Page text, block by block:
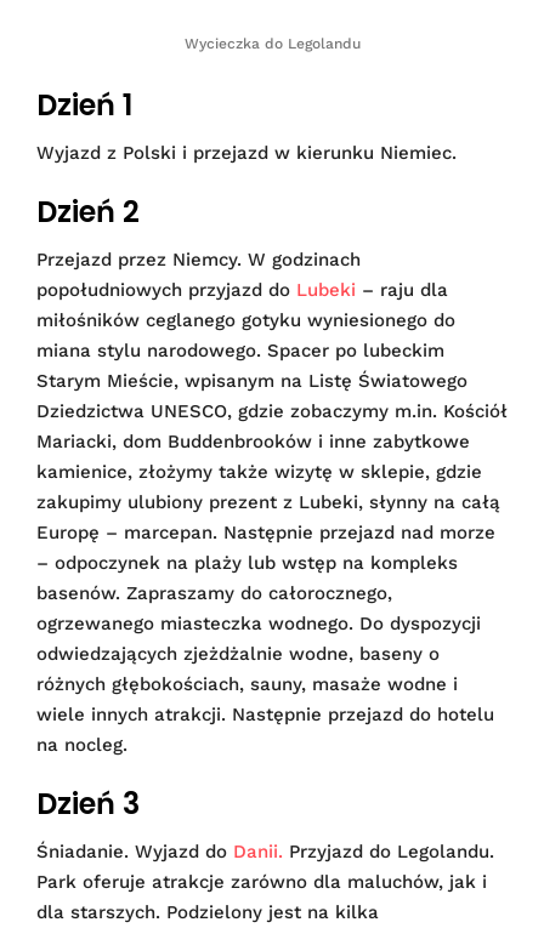
Wycieczka do Legolandu
Dzień 1
Wyjazd z Polski i przejazd w kierunku Niemiec.
Dzień 2
Przejazd przez Niemcy. W godzinach
popołudniowych przyjazd do Lubeki – raju dla
miłośników ceglanego gotyku wyniesionego do
miana stylu narodowego. Spacer po lubeckim
Starym Mieście, wpisanym na Listę Światowego
Dziedzictwa UNESCO, gdzie zobaczymy m.in. Kościół
Mariacki, dom Buddenbrooków i inne zabytkowe
kamienice, złożymy także wizytę w sklepie, gdzie
zakupimy ulubiony prezent z Lubeki, słynny na całą
Europę – marcepan. Następnie przejazd nad morze
– odpoczynek na plaży lub wstęp na kompleks
basenów. Zapraszamy do całorocznego,
ogrzewanego miasteczka wodnego. Do dyspozycji
odwiedzających zjeżdżalnie wodne, baseny o
różnych głębokościach, sauny, masaże wodne i
wiele innych atrakcji. Następnie przejazd do hotelu
na nocleg.
Dzień 3
Śniadanie. Wyjazd do Danii. Przyjazd do Legolandu.
Park oferuje atrakcje zarówno dla maluchów, jak i
dla starszych. Podzielony jest na kilka